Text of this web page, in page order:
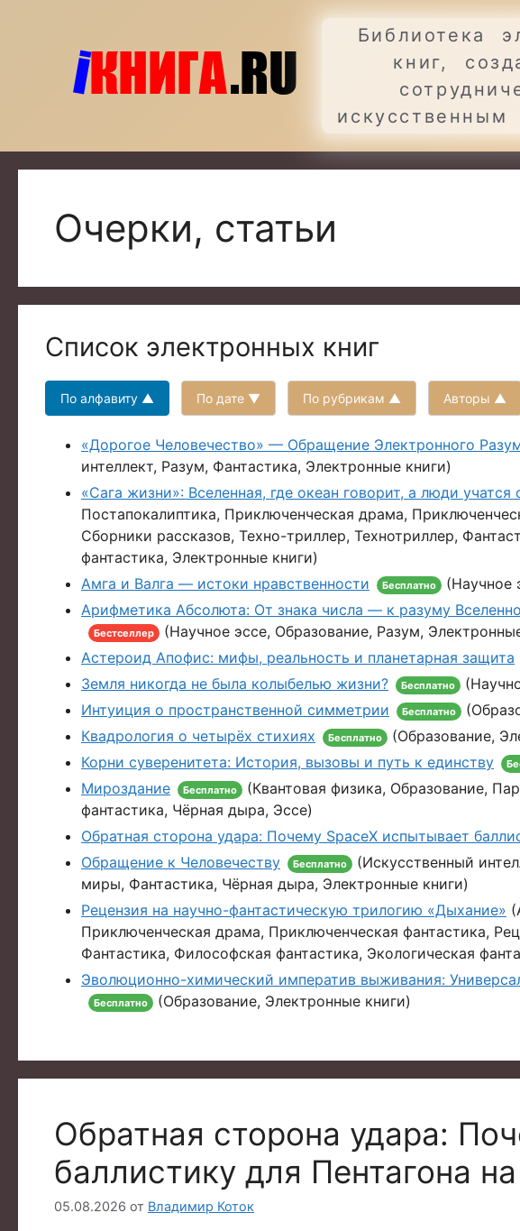
содержимому
Библиотека
книг,
искусственным
Очерки, статьи
Список электронных книг
По алфавиту ▲ По дате ▼ По рубрикам ▲ Авторы ▲
«Дорогое Человечество» — Обращение Электронного
интеллект, Разум, Фантастика, Электронные книги)
«Сага жизни»: Вселенная, где океан говорит, а люди учатся
Постапокалиптика, Приключенческая драма,
Сборники рассказов, Техно-триллер, Технотриллер,
фантастика, Электронные книги)
Амга и Валга — истоки нравственности
Бесплатно
(Научное
Арифметика Абсолюта: От знака числа — к разуму
Бестселлер
(Научное эссе, Образование, Разум,
Астероид Апофис: мифы, реальность и планетарная защита
Земля никогда не была колыбелью жизни?
Бесплатно
Интуиция о пространственной симметрии
Бесплатно
Квадрология о четырёх стихиях
Бесплатно
(Образование,
Корни суверенитета: История, вызовы и путь к единству
Мироздание
Бесплатно
(Квантовая физика, Образование,
фантастика, Чёрная дыра, Эссе)
Обратная сторона удара: Почему SpaceX испытывает
Обращение к Человечеству
Бесплатно
(Искусственный
миры, Фантастика, Чёрная дыра, Электронные книги)
Рецензия на научно-фантастическую трилогию «Дыхание»
Приключенческая драма, Приключенческая фантастика,
Фантастика, Философская фантастика, Экологическая
Эволюционно-химический императив выживания:
Бесплатно (Образование, Электронные книги)
Обратная сторона удара:
баллистику для Пентагона
05.08.2026 от Владимир Коток